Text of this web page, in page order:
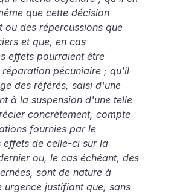
que cette décision
ou des répercussions que
et que, en cas
effets pourraient être
pécuniaire ; qu'il
des référés, saisi d'une
à la suspension d'une telle
concrètement, compte
fournies par le
effets de celle-ci sur la
ou, le cas échéant, des
sont de nature à
urgence justifiant que, sans